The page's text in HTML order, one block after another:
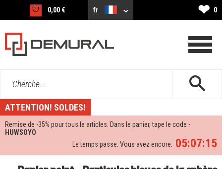
0,00 € fr ❤ 0
Cherche...
ATTENTION! SOLDES!
Remise de -35% pour tous le articles. Dans le panier, tape le code -
HUWSOYO
05:07:14
Le temps passe. Vous avez encore: